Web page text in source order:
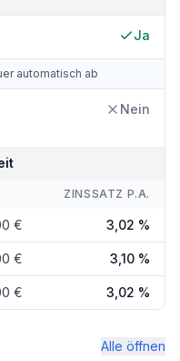
Ja
automatisch ab
Nein
ZINSSATZ P.A.
€ 3,02 %
€ 3,10 %
€ 3,02 %
Alle öffnen